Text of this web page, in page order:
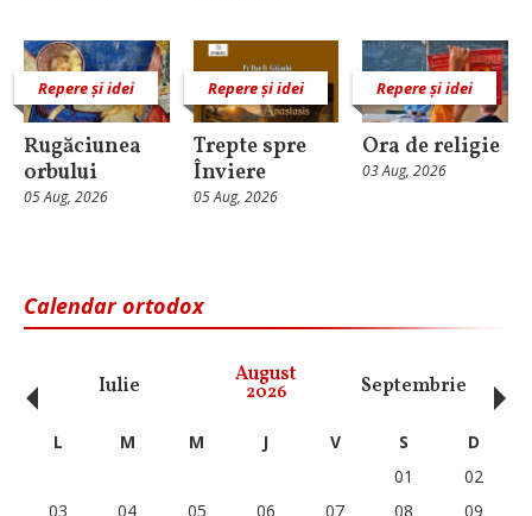
Repere și idei
Rugăciunea
orbului
05 Aug, 2026
Repere și idei
Trepte spre
Înviere
05 Aug, 2026
Repere și idei
Ora de religie
03 Aug, 2026
Calendar ortodox
Iulie August
2026 Septembrie
‹ L M M J V S
D
01
02
03
04 05 06 07 08
09